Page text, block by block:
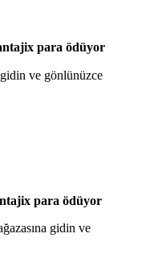
para ödüyor
gidin ve gönlünüzce
para ödüyor
gidin ve